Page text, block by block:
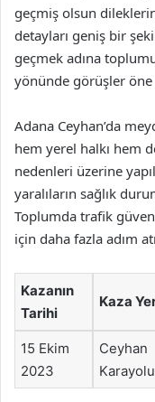
geçmiş olsun
detayları geniş bir
geçmek adına
yönünde görüşler öne
Adana Ceyhan’da
hem yerel halkı hem
nedenleri üzerine
yaralıların sağlık
Toplumda trafik
için daha fazla adım
Kazanın
Tarihi
Kaza
15 Ekim
2023
Ceyhan
Karayolu